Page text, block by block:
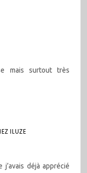
mais surtout très
ILUZE
déjà apprécié